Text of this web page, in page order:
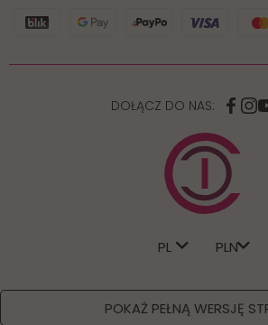
DOŁĄCZ DO NAS:
PL
POKAŻ PEŁNĄ WERSJĘ